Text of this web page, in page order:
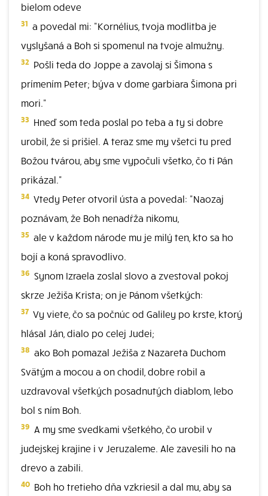
bielom odeve
31 a povedal mi: "Kornélius, tvoja modlitba je
vyslyšaná a Boh si spomenul na tvoje almužny.
32 Pošli teda do Joppe a zavolaj si Šimona s
prímením Peter; býva v dome garbiara Šimona pri
mori."
33 Hneď som teda poslal po teba a ty si dobre
urobil, že si prišiel. A teraz sme my všetci tu pred
Božou tvárou, aby sme vypočuli všetko, čo ti Pán
prikázal."
34 Vtedy Peter otvoril ústa a povedal: "Naozaj
poznávam, že Boh nenadŕža nikomu,
35 ale v každom národe mu je milý ten, kto sa ho
bojí a koná spravodlivo.
36 Synom Izraela zoslal slovo a zvestoval pokoj
skrze Ježiša Krista; on je Pánom všetkých:
37 Vy viete, čo sa počnúc od Galiley po krste, ktorý
hlásal Ján, dialo po celej Judei;
38 ako Boh pomazal Ježiša z Nazareta Duchom
Svätým a mocou a on chodil, dobre robil a
uzdravoval všetkých posadnutých diablom, lebo
bol s ním Boh.
39 A my sme svedkami všetkého, čo urobil v
judejskej krajine i v Jeruzaleme. Ale zavesili ho na
drevo a zabili.
40 Boh ho tretieho dňa vzkriesil a dal mu, aby sa